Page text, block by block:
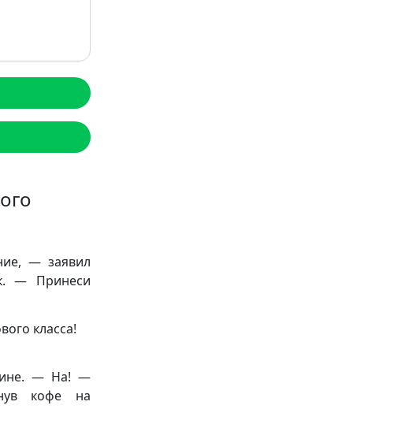
— заявил
— Принеси
класса!
— На! —
кофе на